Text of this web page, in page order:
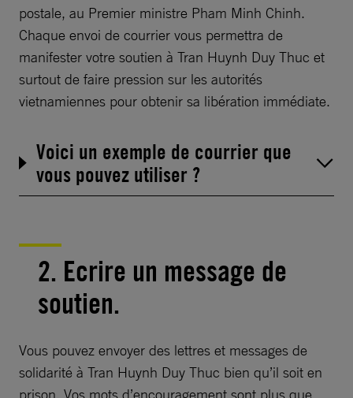
postale, au Premier ministre Pham Minh Chinh.
Chaque envoi de courrier vous permettra de
manifester votre soutien à Tran Huynh Duy Thuc et
surtout de faire pression sur les autorités
vietnamiennes pour obtenir sa libération immédiate.
Voici un exemple de courrier que
vous pouvez utiliser ?
2. Ecrire un message de
soutien.
Vous pouvez envoyer des lettres et messages de
solidarité à Tran Huynh Duy Thuc bien qu’il soit en
prison. Vos mots d’encouragement sont plus que